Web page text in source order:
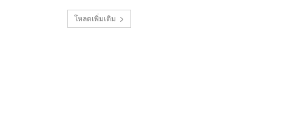
โหลดเพิ่มเติม